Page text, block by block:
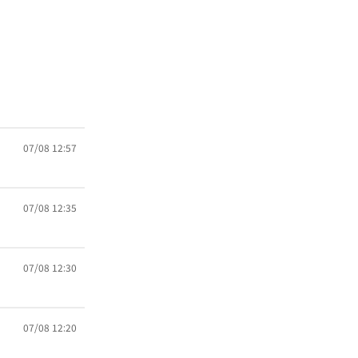
07/08 12:57
07/08 12:35
07/08 12:30
07/08 12:20